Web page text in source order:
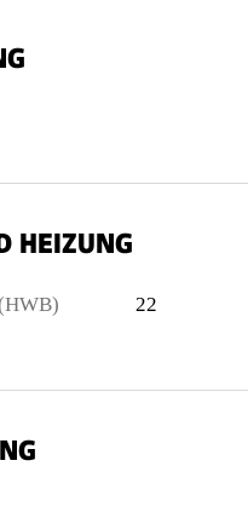
HEIZUNG
22